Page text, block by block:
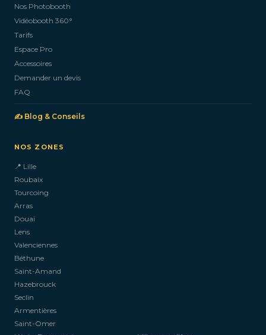
Nos Photobooth
Vidéobooth 360°
Tarifs
Espace Pro
Accessoires
Demander un devis
FAQ
✍️ Blog & Conseils
NOS ZONES
📍 Lille
Roubaix
Tourcoing
Arras
Douai
Lens
Valenciennes
Béthune
Saint-Amand
Hazebrouck
Seclin
Armentières
Saint-Omer